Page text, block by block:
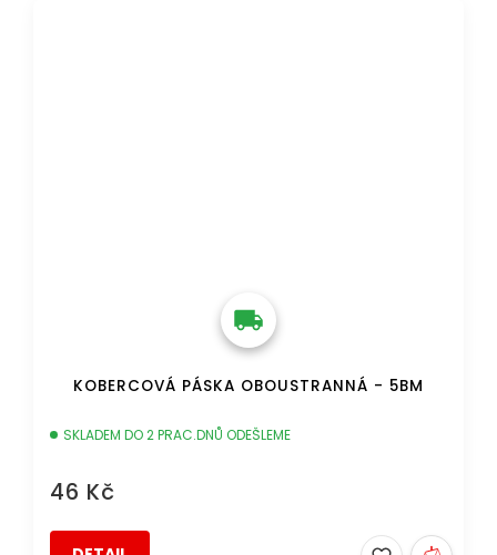
KOBERCOVÁ PÁSKA OBOUSTRANNÁ - 5BM
SKLADEM DO 2 PRAC.DNŮ ODEŠLEME
46 Kč